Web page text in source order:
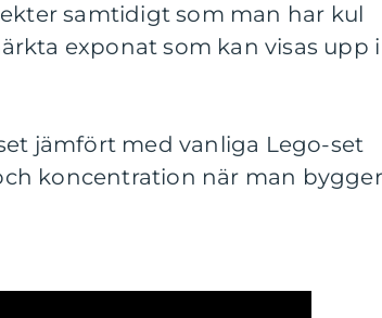
samtidigt som man har kul
exponat som kan visas upp i
jämfört med vanliga Lego-set
koncentration när man bygger